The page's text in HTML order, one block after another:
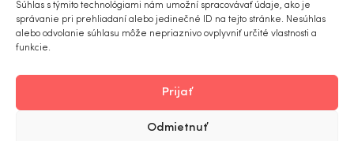
Súhlas s týmito technológiami nám umožní spracovávať údaje, ako je
správanie pri prehliadaní alebo jedinečné ID na tejto stránke. Nesúhlas
alebo odvolanie súhlasu môže nepriaznivo ovplyvniť určité vlastnosti a
funkcie.
Prijať
Odmietnuť
Kontakt
ITOMNIA . All rights reserved.